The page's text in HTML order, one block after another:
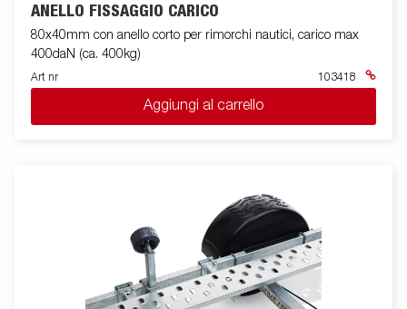
ANELLO FISSAGGIO CARICO
80x40mm con anello corto per rimorchi nautici, carico max
400daN (ca. 400kg)
Art nr 103418
Aggiungi al carrello